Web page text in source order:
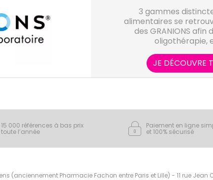
3 gammes
alimentaires se
des GRANIONS
oligothérapie,
JE DÉCOUVRE
15 000 références à bas prix
toute l’année
Paiement en ligne
et 100% sécurisé
(anciennement Pharmacie Fachon entre Paris et Lille) - 11 rue